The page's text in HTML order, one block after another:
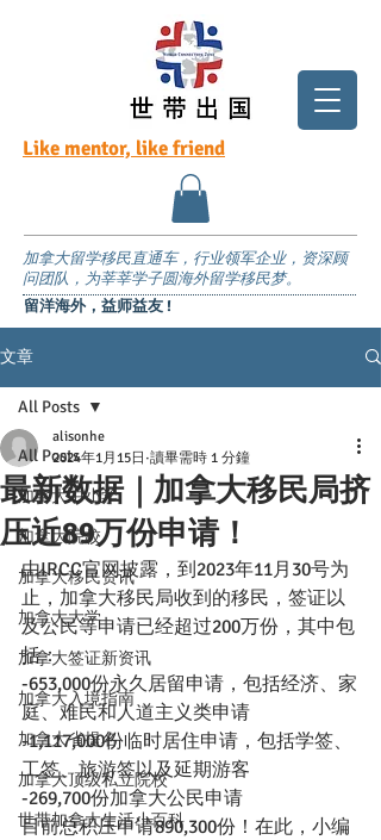
Like mentor, like friend
加拿大留学移民直通车，行业领军企业，资深顾
问团队，为莘莘学子圆海外留学移民梦。
留洋海外，益师益友 !
文章
All Posts
加拿大中小学
加拿大院校
加拿大移民资讯
加拿大大学
加拿大签证新资讯
加拿大入境指南
加拿大省提名
加拿大顶级私立院校
世带加拿大生活小百科
All Posts
最新数据｜加拿大移民局挤
压近89万份申请！
alisonhe
2024年1月15日 讀畢需時 1 分鐘
由IRCC官网披露，到2023年11月30号为
止，加拿大移民局收到的移民，签证以
及公民等申请已经超过200万份，其中包
括：
-653,000份永久居留申请，包括经济、家
庭、难民和人道主义类申请
-1,117,000份临时居住申请，包括学签、
工签、旅游签以及延期游客
-269,700份加拿大公民申请
目前总积压申请890,300份！在此，小编